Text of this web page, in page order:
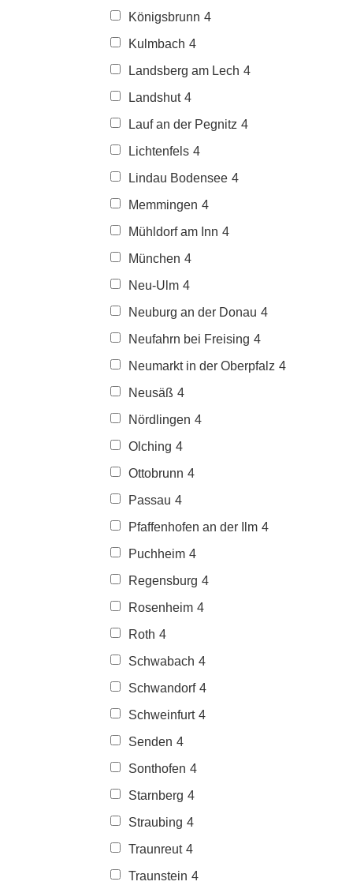
Königsbrunn 4
Kulmbach 4
Landsberg am Lech 4
Landshut 4
Lauf an der Pegnitz 4
Lichtenfels 4
Lindau Bodensee 4
Memmingen 4
Mühldorf am Inn 4
München 4
Neu-Ulm 4
Neuburg an der Donau 4
Neufahrn bei Freising 4
Neumarkt in der Oberpfalz 4
Neusäß 4
Nördlingen 4
Olching 4
Ottobrunn 4
Passau 4
Pfaffenhofen an der Ilm 4
Puchheim 4
Regensburg 4
Rosenheim 4
Roth 4
Schwabach 4
Schwandorf 4
Schweinfurt 4
Senden 4
Sonthofen 4
Starnberg 4
Straubing 4
Traunreut 4
Traunstein 4